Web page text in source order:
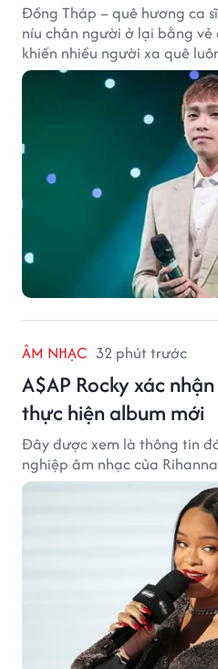
Đồng Tháp – quê hương ca
níu chân người ở lại bằng vẻ
khiến nhiều người xa quê
cảnh sắc, ẩm thực đến tình
nên sức hút rất riêng của
ÂM NHẠC 32 phút trước
A$AP Rocky xác
thực hiện album mới
Đây được xem là thông tin
nghiệp âm nhạc của